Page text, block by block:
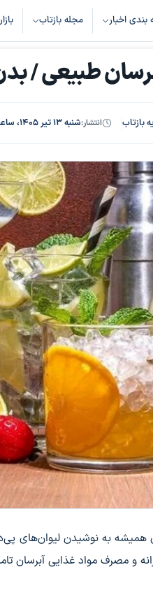
بندی اخبار مجله بازتاب بازار
بازتاب انتشار:شنبه ۱۳ تیر ۱۴۰۵، ساعت ۱۰:۰۰
همیشه به نوشیدن لیوان‌های
و مصرف مواد غذایی آبرسان